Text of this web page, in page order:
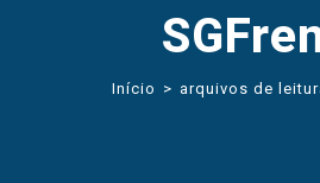
Início > arquivos de